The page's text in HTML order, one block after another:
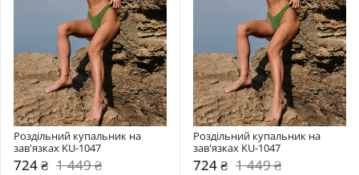
Роздільний купальник на
зав'язках KU-1047
724 ₴ 1 449 ₴
Роздільний купальник на
зав'язках KU-1047
724 ₴ 1 449 ₴